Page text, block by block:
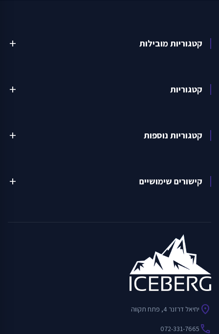
קטגוריות מובילות add
קטגוריות add
קטגוריות נוספות add
קישורים שימושיים add
location_on יחיאל דרזנר 4, פתח תקווה
call
072-331-7665